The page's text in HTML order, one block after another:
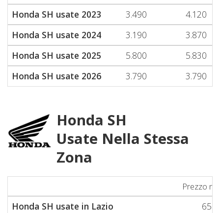
Honda SH usate 2023
3.490
4.120
Honda SH usate 2024
3.190
3.870
Honda SH usate 2025
5.800
5.830
Honda SH usate 2026
3.790 3.790
Honda SH
Usate Nella Stessa
Zona
Prezzo
Honda SH usate in Lazio
650